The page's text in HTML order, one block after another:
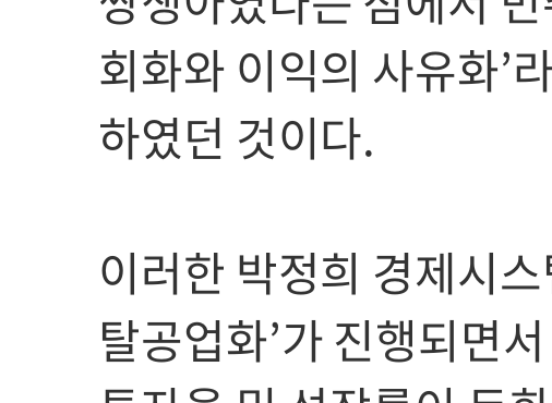
회화와 이익의 사유화’
하였던 것이다.
이러한 박정희 경제시
탈공업화’가 진행되면